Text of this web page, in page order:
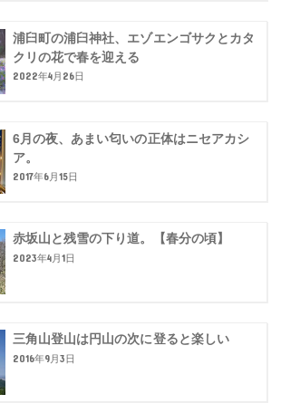
浦臼町の浦臼神社、エゾエンゴサクとカタ
クリの花で春を迎える
2022年4月26日
6月の夜、あまい匂いの正体はニセアカシ
ア。
2017年6月15日
赤坂山と残雪の下り道。【春分の頃】
2023年4月1日
三角山登山は円山の次に登ると楽しい
2016年9月3日